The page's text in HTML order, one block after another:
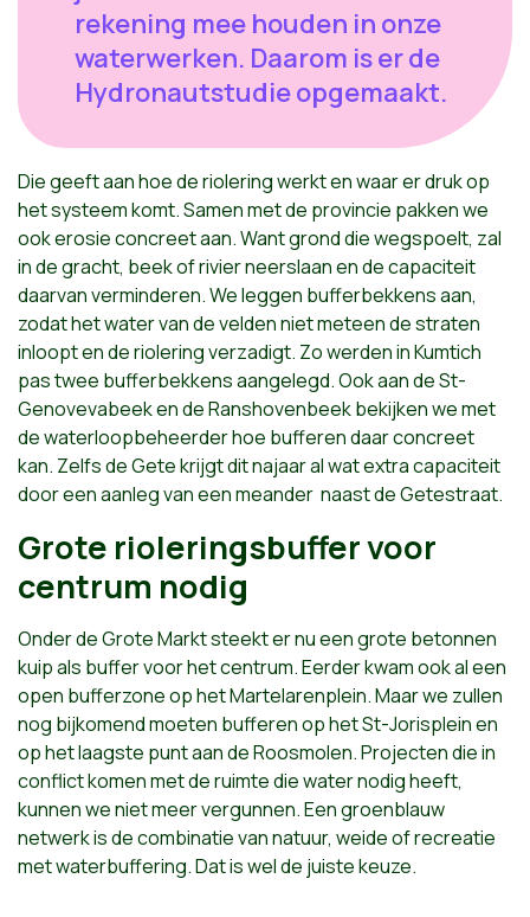
rekening mee houden in onze
waterwerken. Daarom is er de
Hydronautstudie opgemaakt.
Die geeft aan hoe de riolering werkt en waar er druk op
het systeem komt. Samen met de provincie pakken we
ook erosie concreet aan. Want grond die wegspoelt, zal
in de gracht, beek of rivier neerslaan en de capaciteit
daarvan verminderen. We leggen bufferbekkens aan,
zodat het water van de velden niet meteen de straten
inloopt en de riolering verzadigt. Zo werden in Kumtich
pas twee bufferbekkens aangelegd. Ook aan de St-
Genovevabeek en de Ranshovenbeek bekijken we met
de waterloopbeheerder hoe bufferen daar concreet
kan. Zelfs de Gete krijgt dit najaar al wat extra capaciteit
door een aanleg van een meander naast de Getestraat.
Grote rioleringsbuffer voor
centrum nodig
Onder de Grote Markt steekt er nu een grote betonnen
kuip als buffer voor het centrum. Eerder kwam ook al een
open bufferzone op het Martelarenplein. Maar we zullen
nog bijkomend moeten bufferen op het St-Jorisplein en
op het laagste punt aan de Roosmolen. Projecten die in
conflict komen met de ruimte die water nodig heeft,
kunnen we niet meer vergunnen. Een groenblauw
netwerk is de combinatie van natuur, weide of recreatie
met waterbuffering. Dat is wel de juiste keuze.